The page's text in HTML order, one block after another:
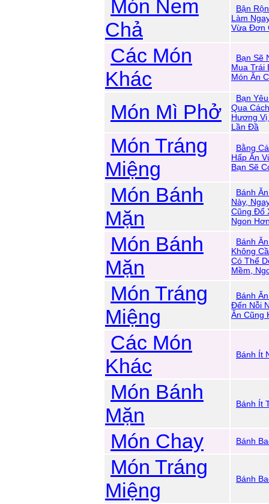
Món Nem
Chả
Bận
Làm
Vừa Đơn
Các Món
Khác
Bạn Sẽ
Mua Trái
Món Ăn
Món Mì Phở
Bạn
Qua
Hương
Lần Đầ
Món Tráng
Miệng
Bằng
Hấp Ăn
Bạn Sẽ
Món Bánh
Mặn
Bánh
Này,
Cũng Đổ
Ngon
Món Bánh
Mặn
Bánh
Không
Có Thể
Mềm,
Món Tráng
Miệng
Bánh
Đến Nỗi
Ăn Cũng
Các Món
Khác
Bánh Ít
Món Bánh
Mặn
Bánh Ít
Món Chay Bánh
Món Tráng
Miệng
Bánh